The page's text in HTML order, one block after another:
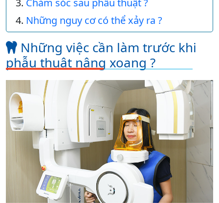
Những nguy cơ có thể xảy ra ?
Những việc cần làm trước khi
phẫu thuật nâng xoang ?